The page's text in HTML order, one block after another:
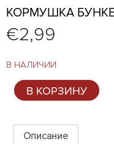
КОРМУШКА
€2,99
В НАЛИЧИИ
Количество
товара
бункерная
В КОРЗИНУ
Описание